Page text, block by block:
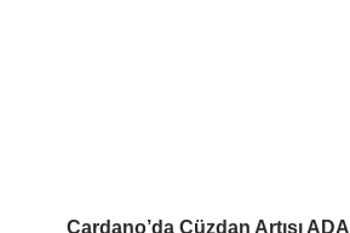
Cardano’da Cüzdan Artışı ADA